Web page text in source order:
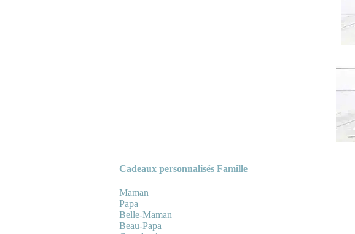
Cadeaux personnalisés Famille
Maman
Papa
Belle-Maman
Beau-Papa